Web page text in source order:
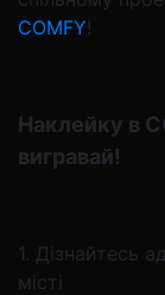
COMFY!
Наклейку в
вигравай!
1. Дізнайтесь
місті